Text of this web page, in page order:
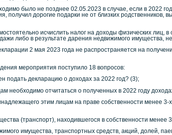
было не позднее 02.05.2023 в случае, если в 2022
получил дорогие подарки не от близких
исчислить налог на доходы физических
либо в результате дарения недвижимого имущества,
2 мая 2023 года не распространяется на
мероприятия поступило 18 вопросов:
подать декларацию о доходах за 2022 год? (3);
отчитаться о полученных в 2022 году
этим лицам на праве собственности менее
(транспорт), находившегося в собственности менее
имущества, транспортных средств, акций, долей,